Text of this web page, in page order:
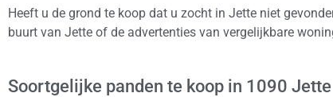
Heeft u de grond te koop dat u zocht in Jette niet
buurt van Jette of de advertenties van vergelijkbare
Soortgelijke panden te koop in 1090 Jette